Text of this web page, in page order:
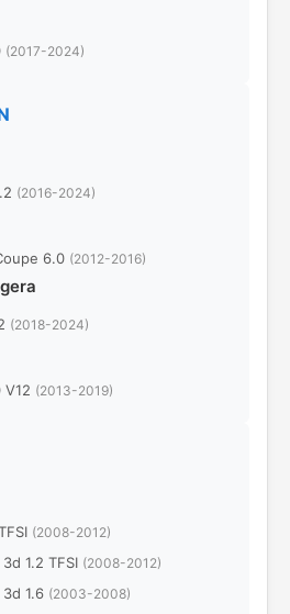
(2017-2024)
(2016-2024)
6.0 (2012-2016)
(2018-2024)
(2013-2019)
(2008-2012)
1.2 TFSI (2008-2012)
1.6 (2003-2008)